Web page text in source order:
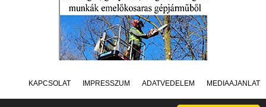
KAPCSOLAT IMPRESSZUM ADATVÉDELEM MÉDIAAJÁNLAT